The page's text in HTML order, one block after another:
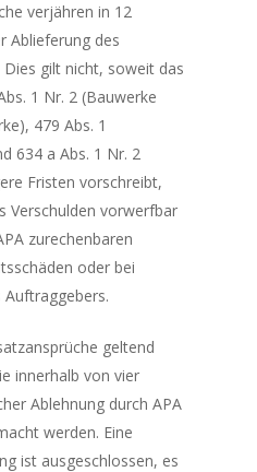
verjähren in 12
Ablieferung des
gilt nicht, soweit das
1 Nr. 2 (Bauwerke
479 Abs. 1
634 a Abs. 1 Nr. 2
Fristen vorschreibt,
Verschulden vorwerfbar
zurechenbaren
oder bei
Auftraggebers.
geltend
innerhalb von vier
Ablehnung durch APA
werden. Eine
ist ausgeschlossen, es